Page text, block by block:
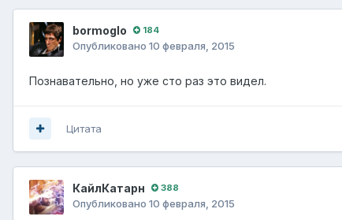
bormoglo 184
Опубликовано 10 февраля, 2015
Познавательно, но уже сто раз это видел.
Цитата
КайлКатарн 388
Опубликовано 10 февраля, 2015